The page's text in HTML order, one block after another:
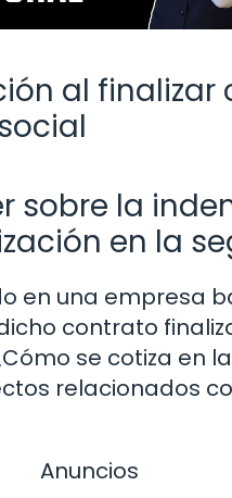
al
sobre la
en la
en una empresa
contrato
se cotiza en
relacionados
Anuncios